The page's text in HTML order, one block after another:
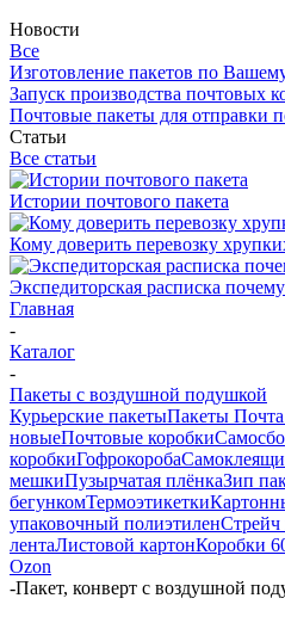
Новости
Все
Изготовление пакетов по
Запуск производства почтовых
Почтовые пакеты для отправки
Статьи
Все статьи
Истории почтового пакета
Кому доверить перевозку
Экспедиторская расписка
Главная
-
Каталог
-
Пакеты с воздушной подушкой
Курьерские пакетыПакеты
новыеПочтовые коробки
коробкиГофрокороба
мешкиПузырчатая плёнкаЗип
бегункомТермоэтикетки
упаковочный полиэтиленСтрейч
лентаЛистовой картонКоробки
Ozon
-Пакет, конверт с воздушной